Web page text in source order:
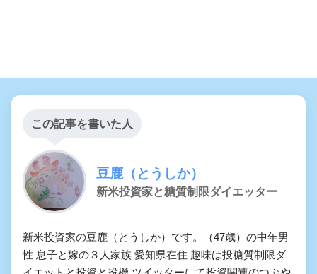
この記事を書いた人
豆鹿（とうしか）
新米投資家と糖質制限ダイエッター
新米投資家の豆鹿（とうしか）です。（47歳）の中年男
性 息子と嫁の３人家族 愛知県在住 趣味は投糖質制限ダ